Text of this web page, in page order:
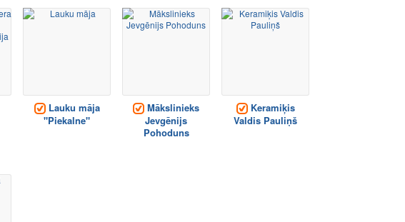
Lauku māja
"Piekalne"
Mākslinieks
Jevgēnijs
Pohoduns
Keramiķis
Valdis Pauliņš